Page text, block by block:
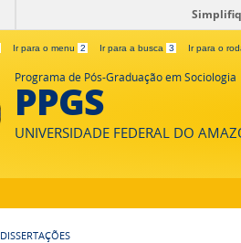
Ir para o menu 2 Ir para a busca 3 Ir para o
Programa de Pós-Graduação em Sociologia
PPGS
UNIVERSIDADE FEDERAL DO
DISSERTAÇÕES